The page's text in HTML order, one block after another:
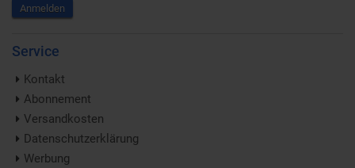
Anmelden
Service
Kontakt
Abonnement
Versandkosten
Datenschutzerklärung
Werbung